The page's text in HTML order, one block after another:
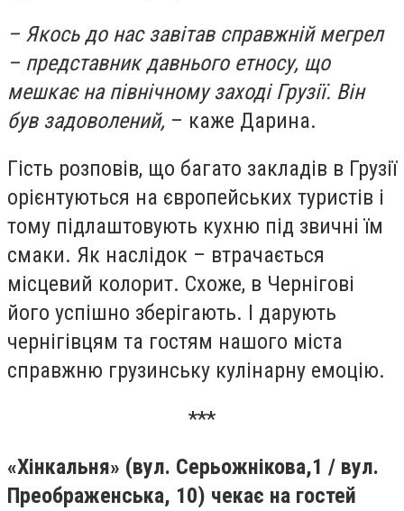
– Якось до нас завітав справжній мегрел
– представник давнього етносу, що
мешкає на північному заході Грузії. Він
був задоволений, – каже Дарина.
Гість розповів, що багато закладів в Грузії
орієнтуються на європейських туристів і
тому підлаштовують кухню під звичні їм
смаки. Як наслідок – втрачається
місцевий колорит. Схоже, в Чернігові
його успішно зберігають. І дарують
чернігівцям та гостям нашого міста
справжню грузинську кулінарну емоцію.
***
«Хінкальня» (вул. Серьожнікова,1 / вул.
Преображенська, 10) чекає на гостей